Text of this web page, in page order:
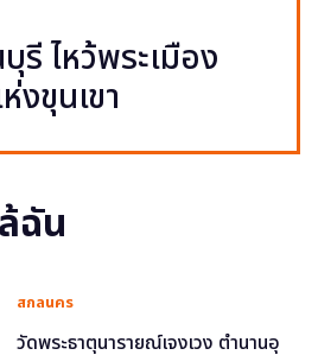
ไหว้พระเมือง
ขุนเขา
ฉัน
สกลนคร
วัดพระธาตุนารายณ์เจงเวง ตำนานอุ